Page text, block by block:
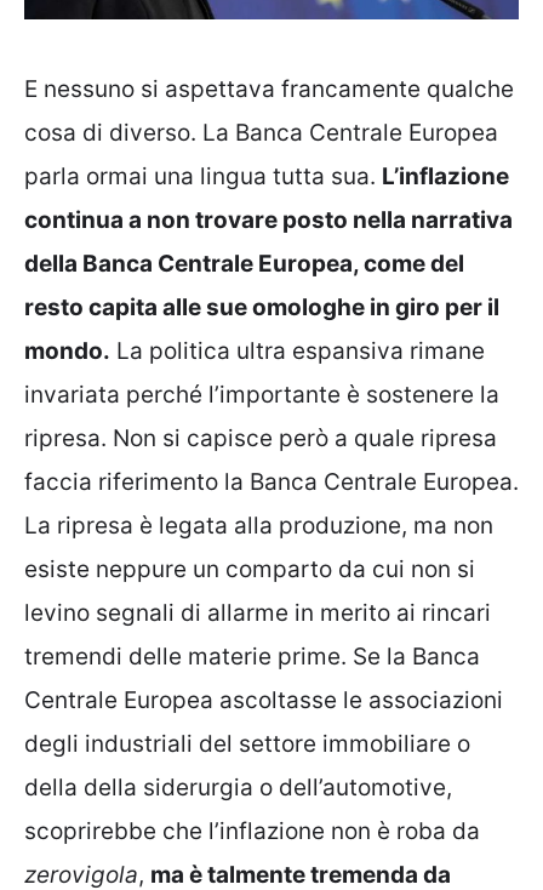
E nessuno si aspettava francamente qualche
cosa di diverso. La Banca Centrale Europea
parla ormai una lingua tutta sua. L’inflazione
continua a non trovare posto nella narrativa
della Banca Centrale Europea, come del
resto capita alle sue omologhe in giro per il
mondo. La politica ultra espansiva rimane
invariata perché l’importante è sostenere la
ripresa. Non si capisce però a quale ripresa
faccia riferimento la Banca Centrale Europea.
La ripresa è legata alla produzione, ma non
esiste neppure un comparto da cui non si
levino segnali di allarme in merito ai rincari
tremendi delle materie prime. Se la Banca
Centrale Europea ascoltasse le associazioni
degli industriali del settore immobiliare o
della della siderurgia o dell’automotive,
scoprirebbe che l’inflazione non è roba da
zerovigola, ma è talmente tremenda da